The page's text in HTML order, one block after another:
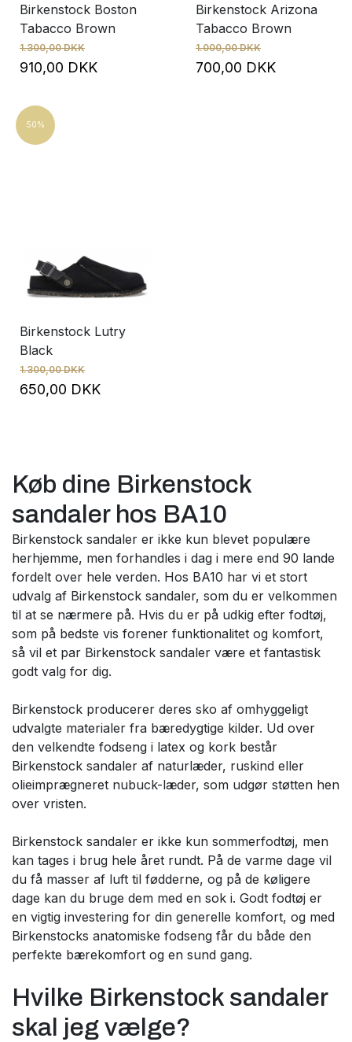
Birkenstock Boston
Tabacco Brown
1.300,00 DKK
910,00 DKK
Birkenstock Arizona
Tabacco Brown
1.000,00 DKK
700,00 DKK
50%
Birkenstock Lutry
Black
1.300,00 DKK
650,00 DKK
Køb dine Birkenstock
sandaler hos BA10
Birkenstock sandaler er ikke kun blevet populære
herhjemme, men forhandles i dag i mere end 90 lande
fordelt over hele verden. Hos BA10 har vi et stort
udvalg af Birkenstock sandaler, som du er velkommen
til at se nærmere på. Hvis du er på udkig efter fodtøj,
som på bedste vis forener funktionalitet og komfort,
så vil et par Birkenstock sandaler være et fantastisk
godt valg for dig.
Birkenstock producerer deres sko af omhyggeligt
udvalgte materialer fra bæredygtige kilder. Ud over
den velkendte fodseng i latex og kork består
Birkenstock sandaler af naturlæder, ruskind eller
olieimprægneret nubuck-læder, som udgør støtten hen
over vristen.
Birkenstock sandaler er ikke kun sommerfodtøj, men
kan tages i brug hele året rundt. På de varme dage vil
du få masser af luft til fødderne, og på de køligere
dage kan du bruge dem med en sok i. Godt fodtøj er
en vigtig investering for din generelle komfort, og med
Birkenstocks anatomiske fodseng får du både den
perfekte bærekomfort og en sund gang.
Hvilke Birkenstock sandaler
skal jeg vælge?